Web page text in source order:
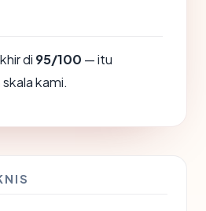
di 95/100 — itu
kami.